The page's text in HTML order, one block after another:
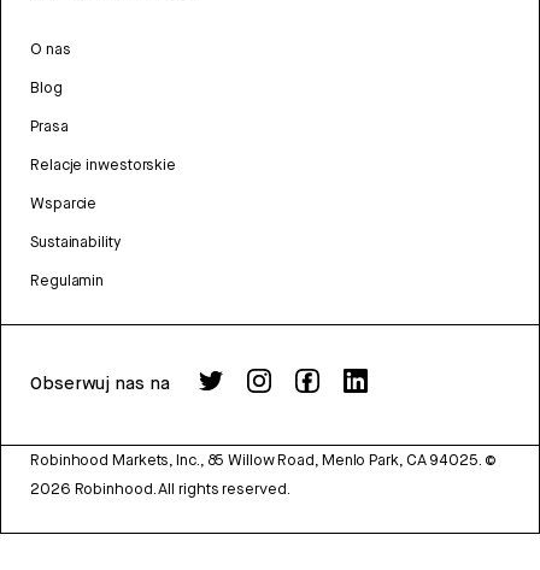
O nas
Blog
Prasa
Relacje inwestorskie
Wsparcie
Sustainability
Regulamin
Obserwuj nas na
Robinhood Markets, Inc., 85 Willow Road, Menlo Park, CA 94025. ©
2026 Robinhood. All rights reserved.